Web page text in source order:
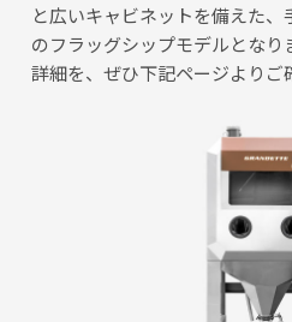
と広いキャビネットを備えた
のフラッグシップモデルとなり
詳細を、ぜひ下記ページよりご